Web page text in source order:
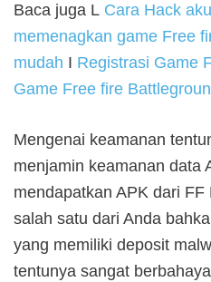
Baca juga L Cara Hack
memenagkan game Free
mudah I Registrasi Game
Game Free fire
Mengenai keamanan
menjamin keamanan data
mendapatkan APK dari
salah satu dari Anda
yang memiliki deposit
tentunya sangat